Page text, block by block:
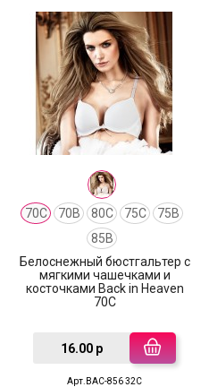
70C 70B 80C 75C
75B
85B
Белоснежный бюстгальтер с
мягкими чашечками и
косточками Back in Heaven
70C
16.00 р
Арт.BAC-856 32C